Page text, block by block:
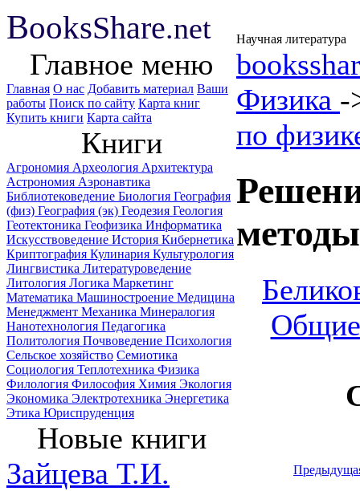
BooksShare.net Научная литература
Главное меню
Главная О нас Добавить материал Ваши
работы Поиск по сайту Карта книг
Купить книги Карта сайта
Книги
Агрономия Археология Архитектура
Астрономия Аэронавтика
Библиотековедение Биология География
(физ) География (эк) Геодезия Геология
Геотектоника Геофизика Информатика
Искусствоведение История Кибернетика
Криптография Кулинария Культурология
Лингвистика Литературоведение
Литология Логика Маркетинг
Математика Машиностроение Медицина
Менеджмент Механика Минералогия
Нанотехнология Педагогика
Политология Почвоведение Психология
Сельское хозяйство Семиотика
Социология Теплотехника Физика
Филология Философия Химия Экология
Экономика Электротехника Энергетика
Этика Юриспруденция
Новые книги
Зайцева Т.И.
Физика -
по